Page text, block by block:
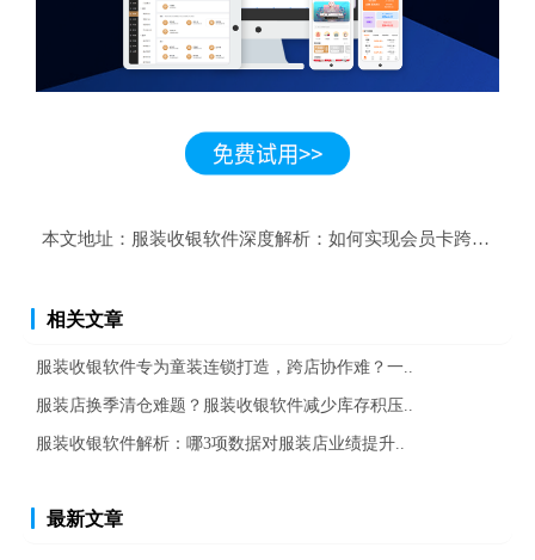
本文地址： 服装收银软件深度解析：如何实现会员卡跨店通用
相关文章
服装收银软件专为童装连锁打造，跨店协作难？一..
服装店换季清仓难题？服装收银软件减少库存积压..
服装收银软件解析：哪3项数据对服装店业绩提升..
最新文章